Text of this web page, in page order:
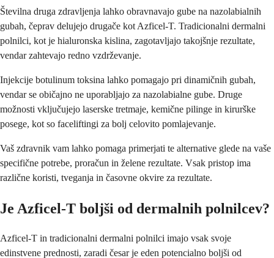
Številna druga zdravljenja lahko obravnavajo gube na nazolabialnih
gubah, čeprav delujejo drugače kot Azficel-T. Tradicionalni dermalni
polnilci, kot je hialuronska kislina, zagotavljajo takojšnje rezultate,
vendar zahtevajo redno vzdrževanje.
Injekcije botulinum toksina lahko pomagajo pri dinamičnih gubah,
vendar se običajno ne uporabljajo za nazolabialne gube. Druge
možnosti vključujejo laserske tretmaje, kemične pilinge in kirurške
posege, kot so faceliftingi za bolj celovito pomlajevanje.
Vaš zdravnik vam lahko pomaga primerjati te alternative glede na vaše
specifične potrebe, proračun in želene rezultate. Vsak pristop ima
različne koristi, tveganja in časovne okvire za rezultate.
Je Azficel-T boljši od dermalnih polnilcev?
Azficel-T in tradicionalni dermalni polnilci imajo vsak svoje
edinstvene prednosti, zaradi česar je eden potencialno boljši od